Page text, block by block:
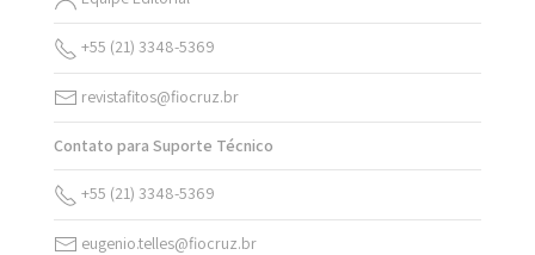
+55 (21) 3348-5369
revistafitos@fiocruz.br
Contato para Suporte Técnico
+55 (21) 3348-5369
eugenio.telles@fiocruz.br